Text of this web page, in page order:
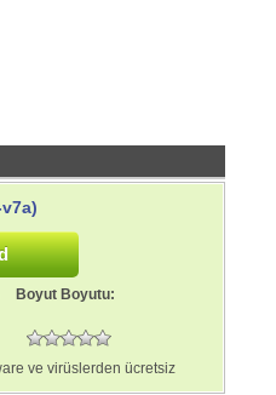
Boyut Boyutu:
ve virüslerden ücretsiz